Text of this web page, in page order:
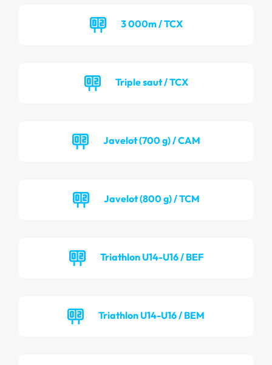
3 000m / TCX
Triple saut / TCX
Javelot (700 g) / CAM
Javelot (800 g) / TCM
Triathlon U14-U16 / BEF
Triathlon U14-U16 / BEM